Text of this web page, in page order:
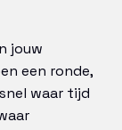
jouw
een ronde,
waar tijd